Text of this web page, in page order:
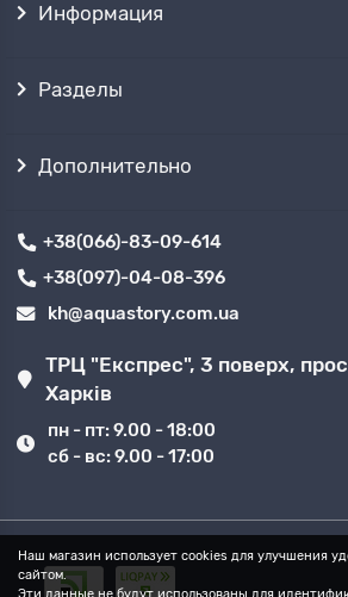
Получить товары можно
нескольких точек продаж в
Наш магазин использует cookies для улучшения
сайтом.
Информация
Разделы
Дополнительно
+38(066)-83-09-614
+38(097)-04-08-396
kh@aquastory.com.ua
ТРЦ "Експрес", 3 поверх,
Харків
пн - пт: 9.00 - 18:00
сб - вс: 9.00 - 17:00